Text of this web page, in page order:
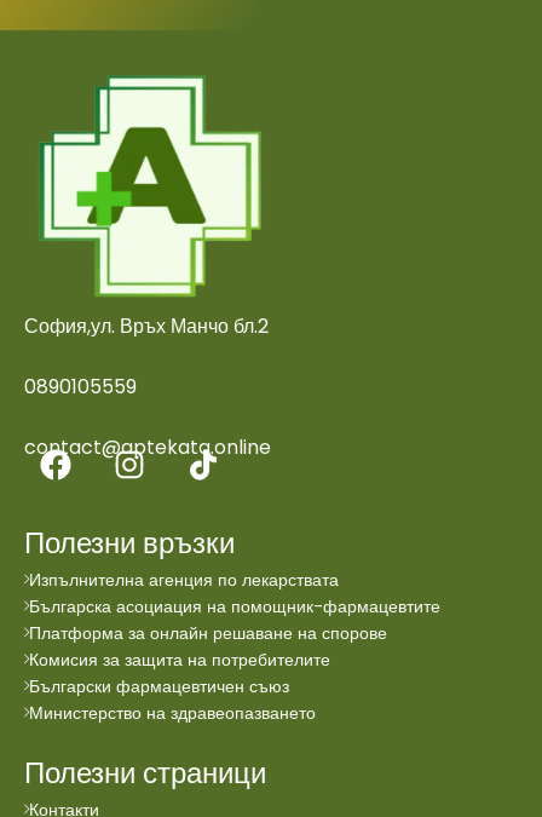
София,ул. Връх Манчо бл.2
0890105559
contact@aptekata.online
Полезни връзки
Изпълнителна агенция по лекарствата
Българска асоциация на помощник-фармацевтите
Платформа за онлайн решаване на спорове
Комисия за защита на потребителите
Български фармацевтичен съюз
Министерство на здравеопазването
Полезни страници
Контакти